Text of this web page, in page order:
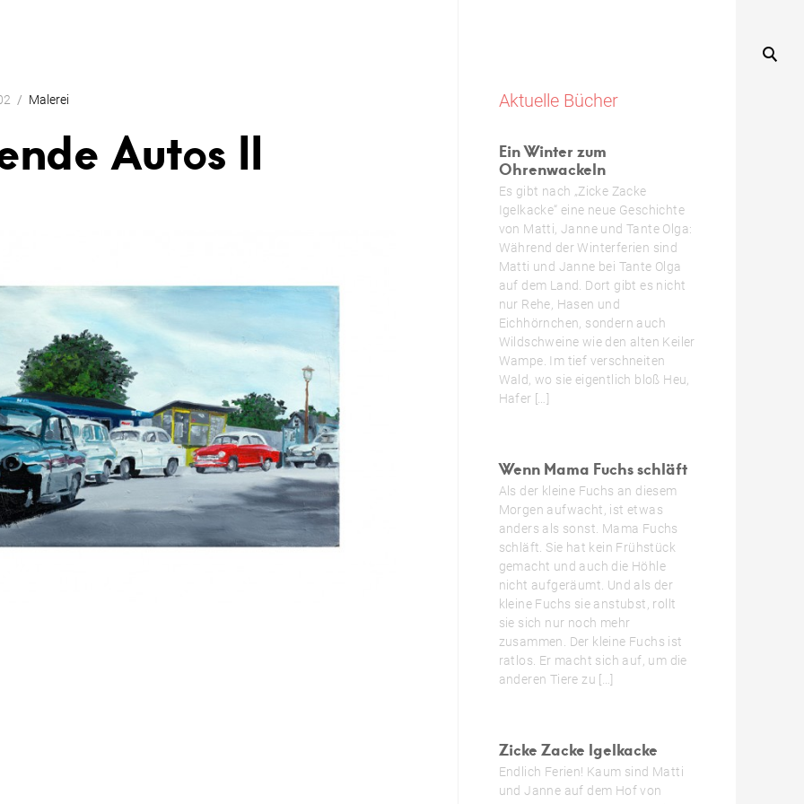
Malerei
Autos II
Aktuelle Bücher
Ein Winter zum
Ohrenwackeln
Es gibt nach „Zicke Zacke
Igelkacke“ eine neue Geschichte
von Matti, Janne und Tante Olga:
Während der Winterferien sind
Matti und Janne bei Tante Olga
auf dem Land. Dort gibt es nicht
nur Rehe, Hasen und
Eichhörnchen, sondern auch
Wildschweine wie den alten Keiler
Wampe. Im tief verschneiten
Wald, wo sie eigentlich bloß Heu,
Hafer […]
Wenn Mama Fuchs schläft
Als der kleine Fuchs an diesem
Morgen aufwacht, ist etwas
anders als sonst. Mama Fuchs
schläft. Sie hat kein Frühstück
gemacht und auch die Höhle
nicht aufgeräumt. Und als der
kleine Fuchs sie anstubst, rollt
sie sich nur noch mehr
zusammen. Der kleine Fuchs ist
ratlos. Er macht sich auf, um die
anderen Tiere zu […]
Zicke Zacke Igelkacke
Endlich Ferien! Kaum sind Matti
und Janne auf dem Hof von